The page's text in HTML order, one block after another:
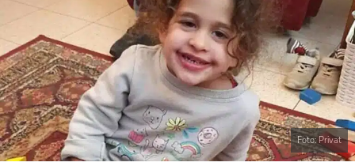
Foto: Privat